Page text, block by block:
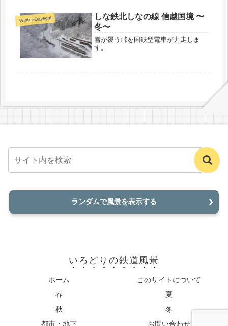
Winter-Daylight
しな鉄北しなの線 信越国境 〜
冬〜
雪が覆う峠を国鉄型電車が力走しま
す。
ランダムで風景を表示する
いろどりの鉄道風景
ホーム
このサイトについて
春
夏
秋
冬
都市・地下
お問い合わせ